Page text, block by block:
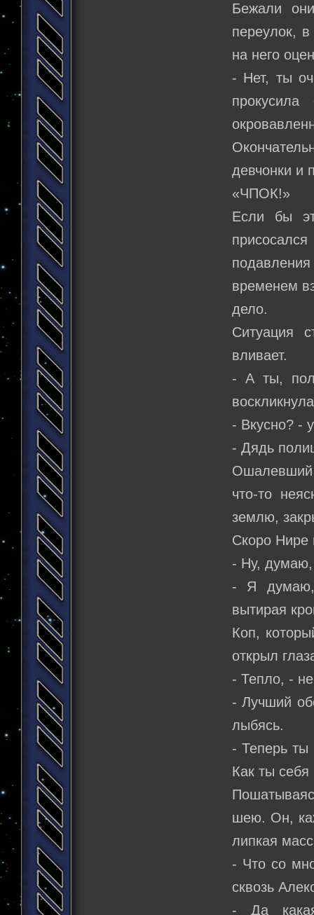
Бежали
переулок,
на него
- Нет, ты
девчонки и
«ЧПОК!»
Если бы
временем
дело.
Ситуация
вливает.
- А ты,
- Вкусно? -
- Дядь
Ошалевший
что-то
землю,
Скоро Нире
- Ну, думаю,
- Я думаю,
вытирая
Коп,
открыл
- Тепло, -
- Лучший
лыбясь.
- Теперь
Как ты себя
шею. Он,
липкая
- Что со
сквозь
- Да